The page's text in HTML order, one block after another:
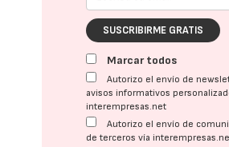
SUSCRIBIRME GRATIS
Marcar todos
Autorizo el envío de
avisos informativos
interempresas.net
Autorizo el envío de
de terceros vía